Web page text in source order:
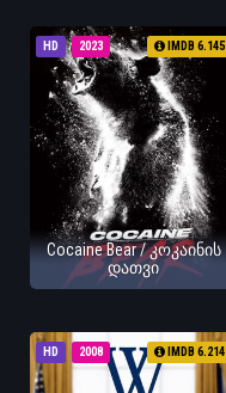
HD 2023 IMDB 6.145
Cocaine Bear / კოკაინის
დათვი
HD 2008 IMDB 6.214